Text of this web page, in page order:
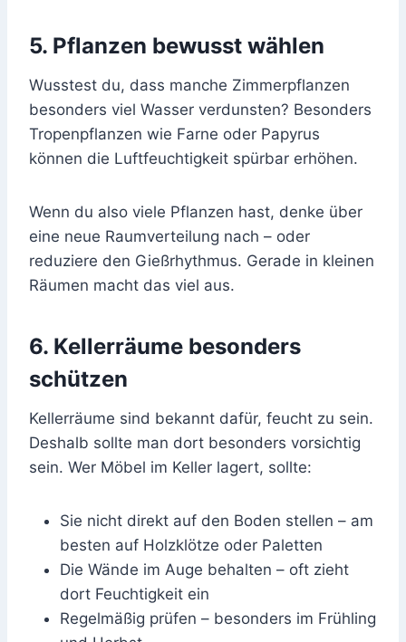
5. Pflanzen bewusst wählen
Wusstest du, dass manche Zimmerpflanzen
besonders viel Wasser verdunsten? Besonders
Tropenpflanzen wie Farne oder Papyrus
können die Luftfeuchtigkeit spürbar erhöhen.
Wenn du also viele Pflanzen hast, denke über
eine neue Raumverteilung nach – oder
reduziere den Gießrhythmus. Gerade in kleinen
Räumen macht das viel aus.
6. Kellerräume besonders
schützen
Kellerräume sind bekannt dafür, feucht zu sein.
Deshalb sollte man dort besonders vorsichtig
sein. Wer Möbel im Keller lagert, sollte:
Sie nicht direkt auf den Boden stellen – am
besten auf Holzklötze oder Paletten
Die Wände im Auge behalten – oft zieht
dort Feuchtigkeit ein
Regelmäßig prüfen – besonders im Frühling